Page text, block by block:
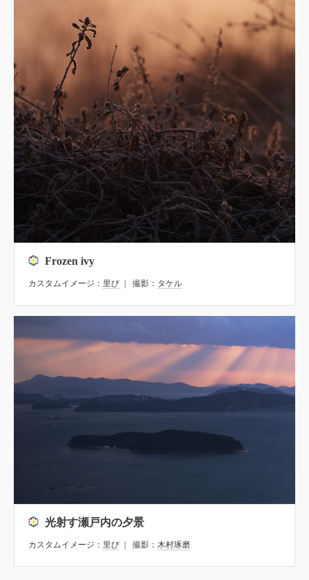
Frozen ivy
カスタムイメージ： 里び 撮影： タケル
光射す瀬戸内の夕景
カスタムイメージ： 里び 撮影： 木村琢磨